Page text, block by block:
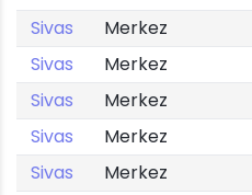
Sivas
Merkez
Sivas
Merkez
Sivas
Merkez
Sivas
Merkez
Sivas
Merkez